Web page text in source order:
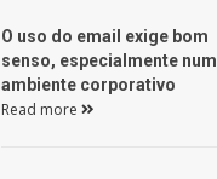
O uso do email exige bom
enso, especialmente num
ambiente corporativo
Read more